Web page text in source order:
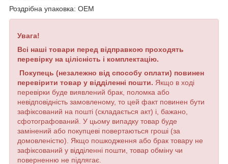
Роздрібна упаковка: OEM
Увага!
Всі наші товари перед відправкою проходять
перевірку на цілісність і комплектацію.
Покупець (незалежно від способу оплати) повинен
перевірити товар у відділенні пошти. Якщо в ході
перевірки буде виявлений брак, поломка або
невідповідність замовленому, то цей факт повинен бути
зафіксований на пошті (складається акт) і, бажано,
сфотографований. У цьому випадку товар буде
замінений або покупцеві повертаються гроші (за
домовленістю). Якщо пошкодження або брак товару не
зафіксований у відділенні пошти, товар обміну чи
поверненню не підлягає.